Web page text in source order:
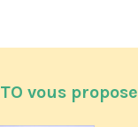
vous propose